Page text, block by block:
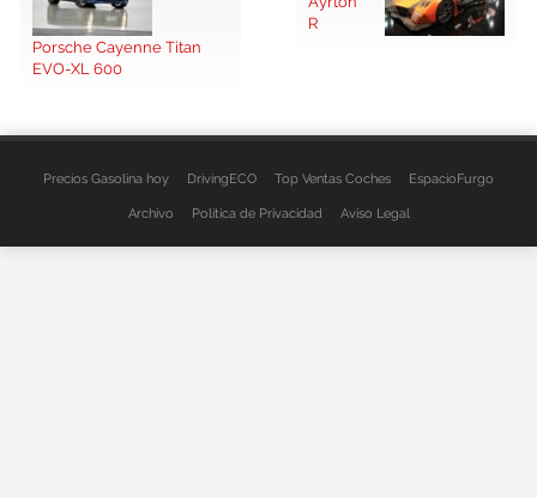
Porsche Cayenne Titan
EVO-XL 600
R
Precios Gasolina hoy DrivingECO Top Ventas Coches EspacioFurgo
Archivo Política de Privacidad Aviso Legal